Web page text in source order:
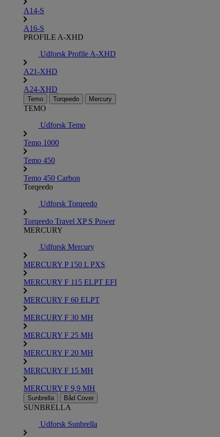
A14-S
A16-S
PROFILE A-XHD
Udforsk Profile A-XHD
A21-XHD
A24-XHD
Temo Torqeedo Mercury
TEMO
Udforsk Temo
Temo 1000
Temo 450
Temo 450 Carbon
Torqeedo
Udforsk Torqeedo
Torqeedo Travel XP S Power
MERCURY
Udforsk Mercury
MERCURY P 150 L PXS
MERCURY F 115 ELPT EFI
MERCURY F 60 ELPT
MERCURY F 30 MH
MERCURY F 25 MH
MERCURY F 20 MH
MERCURY F 15 MH
MERCURY F 9,9 MH
Sunbrella Båd Cover
SUNBRELLA
Udforsk Sunbrella